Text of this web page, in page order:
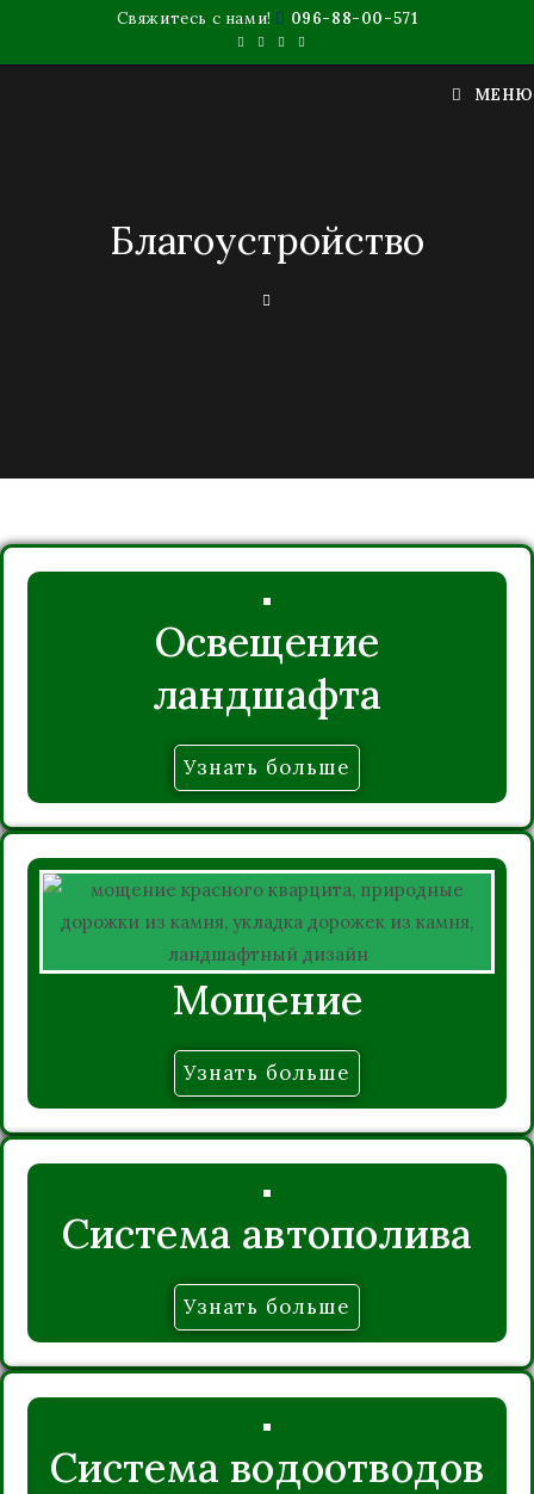
Свяжитесь с нами! 096-88-00-571
МЕНЮ
Благоустройство
Освещение
ландшафта
Узнать больше
Мощение
Узнать больше
Система автополива
Узнать больше
Система водоотводов